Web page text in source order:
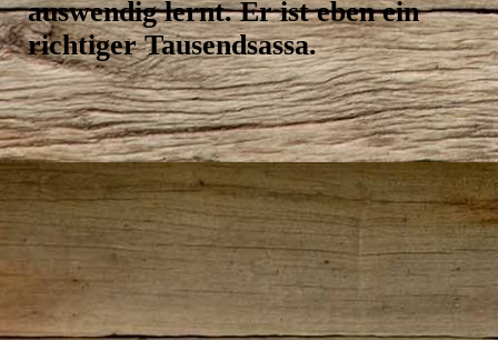
‍auswendig ‍lernt. ‍Er ‍ist ‍eben ‍ein
‍richtiger ‍Tausendsassa.